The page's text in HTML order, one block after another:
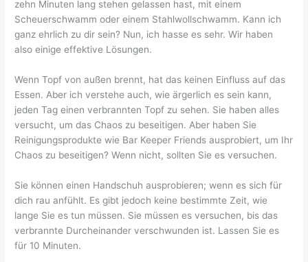
zehn Minuten lang stehen gelassen hast, mit einem
Scheuerschwamm oder einem Stahlwollschwamm. Kann ich
ganz ehrlich zu dir sein? Nun, ich hasse es sehr. Wir haben
also einige effektive Lösungen.
Wenn Topf von außen brennt, hat das keinen Einfluss auf das
Essen. Aber ich verstehe auch, wie ärgerlich es sein kann,
jeden Tag einen verbrannten Topf zu sehen. Sie haben alles
versucht, um das Chaos zu beseitigen. Aber haben Sie
Reinigungsprodukte wie Bar Keeper Friends ausprobiert, um Ihr
Chaos zu beseitigen? Wenn nicht, sollten Sie es versuchen.
Sie können einen Handschuh ausprobieren; wenn es sich für
dich rau anfühlt. Es gibt jedoch keine bestimmte Zeit, wie
lange Sie es tun müssen. Sie müssen es versuchen, bis das
verbrannte Durcheinander verschwunden ist. Lassen Sie es
für 10 Minuten.